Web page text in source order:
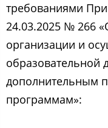
требованиями
24.03.2025 № 266
организации и
образовательной
дополнительным
программам»: